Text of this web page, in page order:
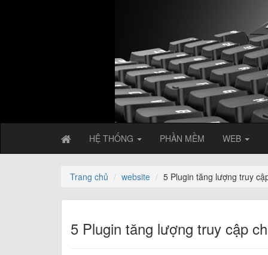
HỆ THỐNG PHẦN MỀM WEB
Trang chủ website 5 Plugin tăng lượng truy
5 Plugin tăng lượng truy cập